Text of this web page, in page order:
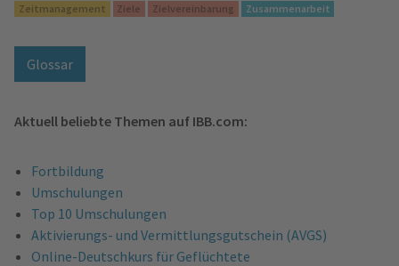
Zeitmanagement
Ziele Zielvereinbarung Zusammenarbeit
Glossar
Aktuell beliebte Themen auf IBB.com:
Fortbildung
Umschulungen
Top 10 Umschulungen
Aktivierungs- und Vermittlungsgutschein (AVGS)
Online-Deutschkurs für Geflüchtete